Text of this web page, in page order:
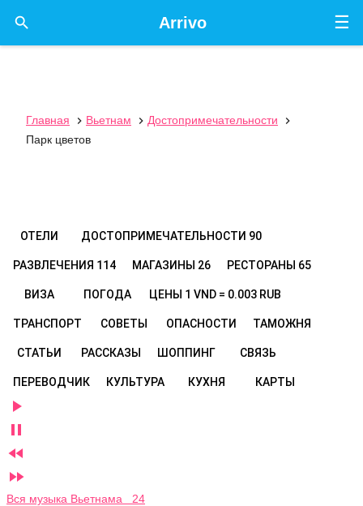
☰
Arrivo

Главная  Вьетнам  Достопримечательности

Парк цветов
ОТЕЛИ ДОСТОПРИМЕЧАТЕЛЬНОСТИ 90
РАЗВЛЕЧЕНИЯ 114 МАГАЗИНЫ 26 РЕСТОРАНЫ 65
ВИЗА ПОГОДА ЦЕНЫ 1 VND = 0.003 RUB
ТРАНСПОРТ СОВЕТЫ ОПАСНОСТИ ТАМОЖНЯ
СТАТЬИ РАССКАЗЫ ШОППИНГ СВЯЗЬ
ПЕРЕВОДЧИК КУЛЬТУРА КУХНЯ КАРТЫ




Вся музыка Вьетнама 24